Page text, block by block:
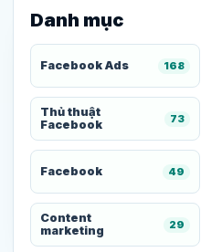
Danh mục
Facebook Ads 168
Thủ thuật
Facebook
73
Facebook 49
Content
marketing
29